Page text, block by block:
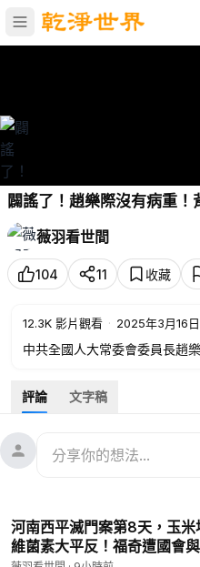
闢謠了！趙樂際沒有病重
羽看世間 20250315
薇羽看世間
104 11 收藏
12.3K 影片觀看 · 2025年3月16日
中共全國人大常委會委員長趙
席人大閉幕會，你覺得趙樂際
#兩會
普瑞堂系列產品訂購網站：
蔘一根。多買多送！
北美熱線：1-888-753-1771
評論 文字稿
河南西平滅門案第8天，玉
維菌素大平反！福奇遭國會